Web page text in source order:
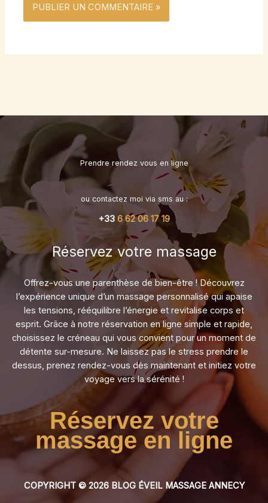
Prendre rendez vous en ligne
ou contactez moi via sms au :
+33 6 62 06 17 19
Réservez votre massage​
Offrez-vous une parenthèse de bien-être ! Découvrez
l’expérience unique d’un massage personnalisé qui apaise
les tensions, rééquilibre l’énergie et revitalise corps et
esprit. Grâce à notre réservation en ligne simple et rapide,
choisissez le créneau qui vous convient pour un moment de
détente sur-mesure. Ne laissez pas le stress prendre le
dessus, prenez rendez-vous dès maintenant et initiez votre
voyage vers la sérénité !
Réservez votre
massage en ligne
COPYRIGHT © 2026 BLOG ÉVEIL MASSAGE ANNECY